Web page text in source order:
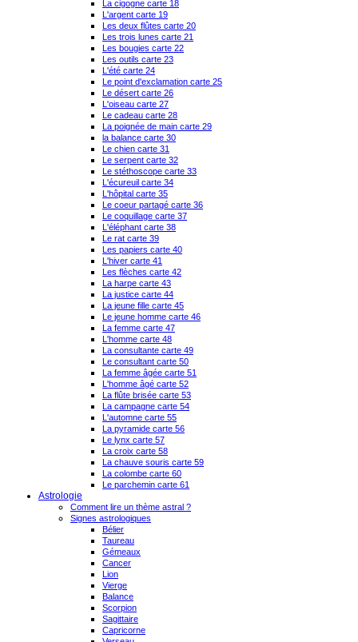
La cigogne carte 18
L'argent carte 19
Les deux flûtes carte 20
Les trois lunes carte 21
Les bougies carte 22
Les outils carte 23
L'été carte 24
Le point d'exclamation carte 25
Le désert carte 26
L'oiseau carte 27
Le cadeau carte 28
La poignée de main carte 29
la balance carte 30
Le chien carte 31
Le serpent carte 32
Le stéthoscope carte 33
L'écureuil carte 34
L'hôpital carte 35
Le coeur partagé carte 36
Le coquillage carte 37
L'éléphant carte 38
Le rat carte 39
Les papiers carte 40
L'hiver carte 41
Les flèches carte 42
La harpe carte 43
La justice carte 44
La jeune fille carte 45
Le jeune homme carte 46
La femme carte 47
L'homme carte 48
La consultante carte 49
Le consultant carte 50
La femme âgée carte 51
L'homme âgé carte 52
La flûte brisée carte 53
La campagne carte 54
L'automne carte 55
La pyramide carte 56
Le lynx carte 57
La croix carte 58
La chauve souris carte 59
La colombe carte 60
Le parchemin carte 61
Astrologie
Comment lire un thème astral ?
Signes astrologiques
Bélier
Taureau
Gémeaux
Cancer
Lion
Vierge
Balance
Scorpion
Sagittaire
Capricorne